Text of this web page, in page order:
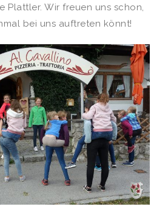
Plattler. Wir freuen uns schon,
bei uns auftreten könnt!